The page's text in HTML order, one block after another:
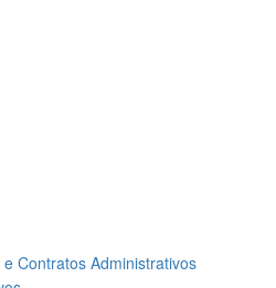
Contratos Administrativos